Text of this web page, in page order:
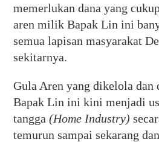
memerlukan dana yang
aren milik Bapak Lin ini
semua lapisan masyarakat
sekitarnya.
Gula Aren yang dikelola dan
Bapak Lin ini kini menjadi
tangga(Home Industry)
temurun sampai sekarang